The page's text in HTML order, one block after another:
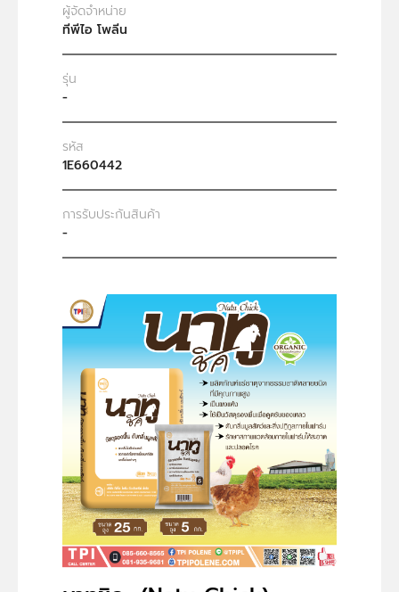
ผู้จัดจำหน่าย
ทีพีไอ โพลีน
รุ่น
-
รหัส
1E660442
การรับประกันสินค้า
-